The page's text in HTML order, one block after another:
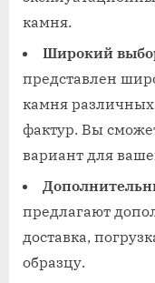
камня.
Широкий
представлен
камня
фактур. Вы
вариант для
предлагают
доставка,
образцу.